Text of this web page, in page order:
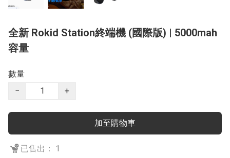
全新 Rokid Station終端機 (國際版) | 5000mah
容量
數量
−
+
加至購物車
已售出： 1